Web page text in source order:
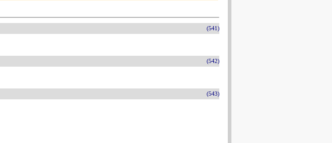
(541)
(542)
(543)